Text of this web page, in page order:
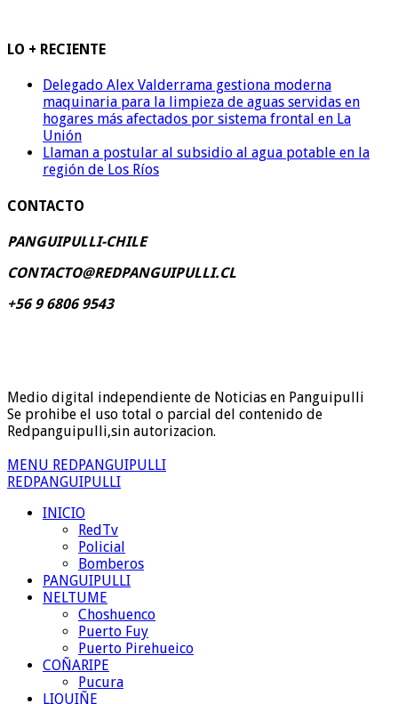
LO + RECIENTE
Delegado Alex Valderrama gestiona moderna
maquinaria para la limpieza de aguas servidas en
hogares más afectados por sistema frontal en La
Unión
Llaman a postular al subsidio al agua potable en la
región de Los Ríos
CONTACTO
PANGUIPULLI-CHILE
CONTACTO@REDPANGUIPULLI.CL
+56 9 6806 9543
Medio digital independiente de Noticias en Panguipulli
Se prohibe el uso total o parcial del contenido de
Redpanguipulli,sin autorizacion.
MENU REDPANGUIPULLI
REDPANGUIPULLI
INICIO
RedTv
Policial
Bomberos
PANGUIPULLI
NELTUME
Choshuenco
Puerto Fuy
Puerto Pirehueico
COÑARIPE
Pucura
LIQUIÑE